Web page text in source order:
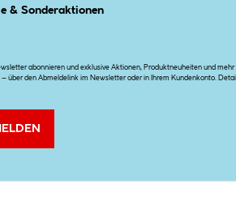
& Sonderaktionen
abonnieren und exklusive Aktionen, Produktneuheiten und
über den Abmeldelink im Newsletter oder in Ihrem Kundenkonto.